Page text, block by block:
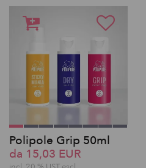
Polipole Grip 50ml
da 15,03 EUR